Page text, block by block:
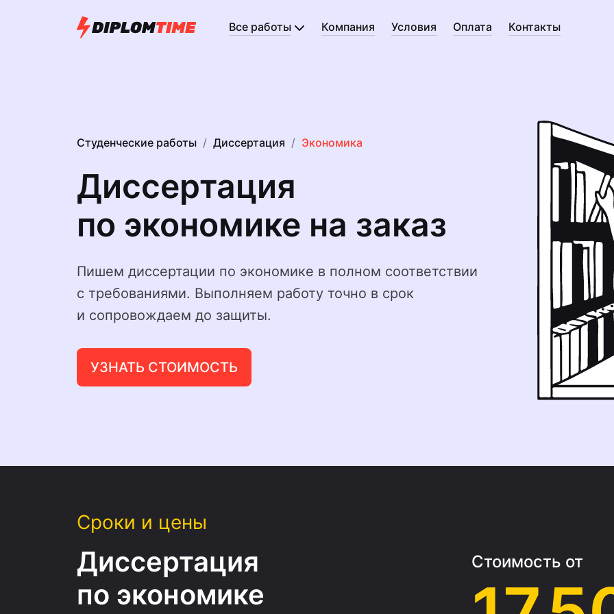
Все работы Компания Условия Оплата Контакты
Студенческие работы Диссертация Экономика
Диссертация
по экономике на заказ
Пишем диссертации по экономике в полном соответствии
с требованиями. Выполняем работу точно в срок
и сопровождаем до защиты.
УЗНАТЬ СТОИМОСТЬ
Сроки и цены
Диссертация
по экономике
Стоимость от